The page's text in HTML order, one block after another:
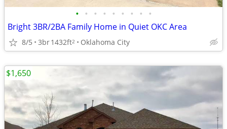
• • • • • • • • •
Bright 3BR/2BA Family Home in Quiet OKC Area
8/5 3br1432ft2 Oklahoma City
$1,650